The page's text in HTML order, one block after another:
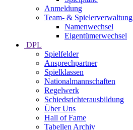
Anmeldung
Team- & Spielerverwaltung
Namenwechsel
Eigentümerwechsel
DPL
Spielfelder
Ansprechpartner
Spielklassen
Nationalmannschaften
Regelwerk
Schiedsrichterausbildung
Über Uns
Hall of Fame
Tabellen Archiv